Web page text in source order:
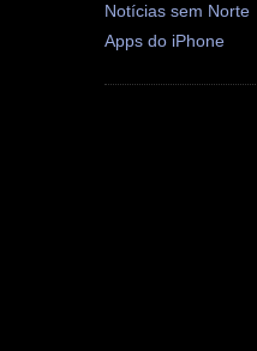
Notícias sem Norte
Apps do iPhone